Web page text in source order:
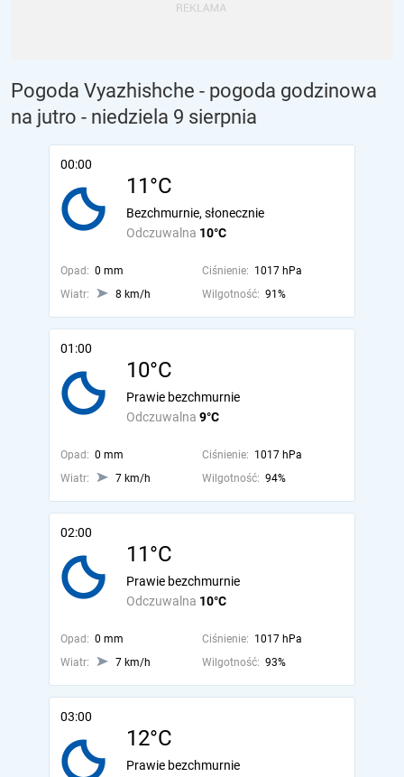
Pogoda Vyazhishche - pogoda godzinowa
na jutro - niedziela 9 sierpnia
00:00
11°C
Odczuwalna 10°C
Bezchmurnie, słonecznie
Opad: 0 mm Ciśnienie: 1017 hPa
Wiatr:
8 km/h Wilgotność: 91%
01:00
10°C
Odczuwalna 9°C
Prawie bezchmurnie
Opad: 0 mm Ciśnienie: 1017 hPa
Wiatr:
7 km/h Wilgotność: 94%
02:00
11°C
Odczuwalna 10°C
Prawie bezchmurnie
Opad: 0 mm Ciśnienie: 1017 hPa
Wiatr:
7 km/h Wilgotność: 93%
03:00
12°C
Prawie bezchmurnie